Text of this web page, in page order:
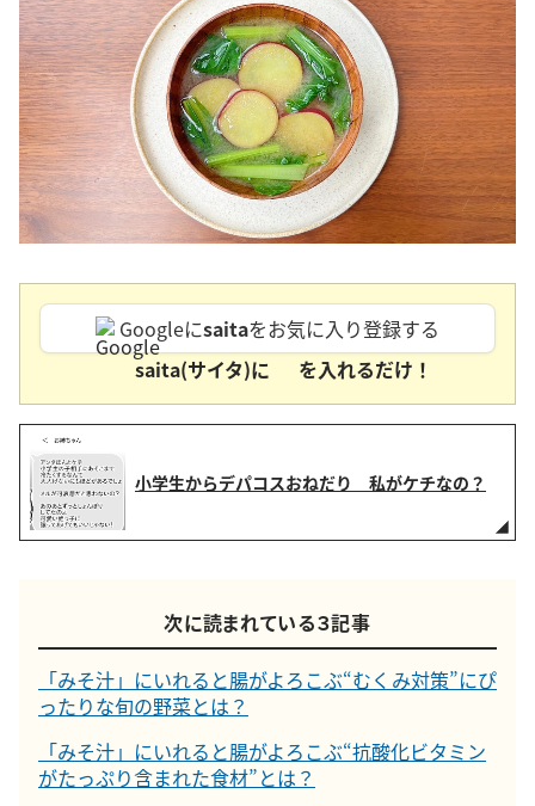
Googleにsaitaをお気に入り登録する
saita(サイタ)に
を入れるだけ！
小学生からデパコスおねだり 私がケチなの？
次に読まれている３記事
「みそ汁」にいれると腸がよろこぶ“むくみ対策”にぴ
ったりな旬の野菜とは？
「みそ汁」にいれると腸がよろこぶ“抗酸化ビタミン
がたっぷり含まれた食材”とは？